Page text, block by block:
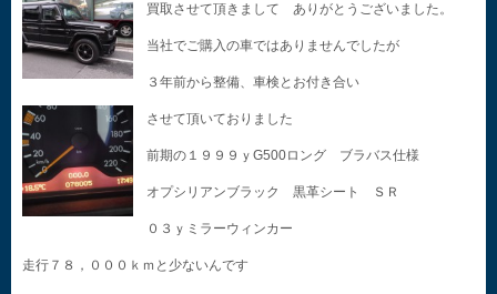
買取させて頂きまして ありがとうございました。
当社でご購入の車ではありませんでしたが
３年前から整備、車検とお付き合い
させて頂いておりました
前期の１９９９ｙG500ロング ブラバス仕様
オプシリアンブラック 黒革シート ＳＲ
０３ｙミラーウィンカー
走行７８，０００ｋｍと少ないんです